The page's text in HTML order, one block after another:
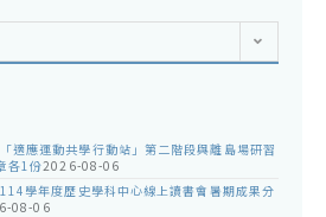
適應運動共學行動站」第二階段與離島場研習
各1份2026-08-06
學年度歷史學科中心線上讀書會暑期成果分
08-06